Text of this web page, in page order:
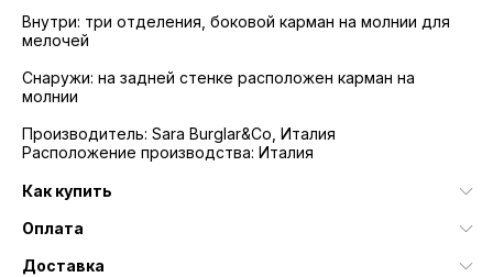
Внутри: три отделения, боковой карман на молнии для
мелочей
Снаружи: на задней стенке расположен карман на
молнии
Производитель: Sara Burglar&Co, Италия
Расположение производства: Италия
Как купить
Оплата
Доставка